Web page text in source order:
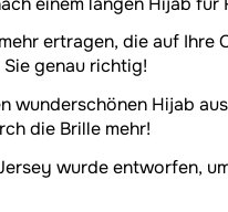
ertragen, die auf
Sie genau richtig!
wunderschönen Hijab
die Brille mehr!
wurde entworfen,